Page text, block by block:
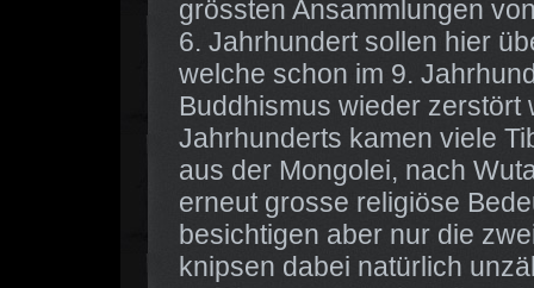
grössten Ansammlungen
6. Jahrhundert sollen hier
welche schon im 9.
Buddhismus wieder zerstört
Jahrhunderts kamen viele
aus der Mongolei, nach
erneut grosse religiöse
besichtigen aber nur die
knipsen dabei natürlich